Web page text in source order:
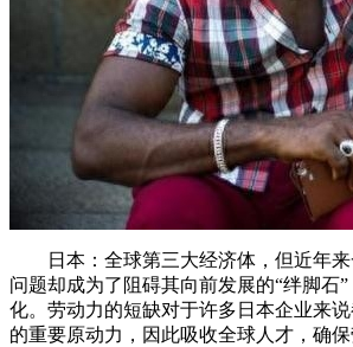
日本：全球第三大经济体，但近年
问题却成为了阻碍其向前发展的“绊脚石
化。劳动力的短缺对于许多日本企业来
的重要原动力，因此吸收全球人才，确